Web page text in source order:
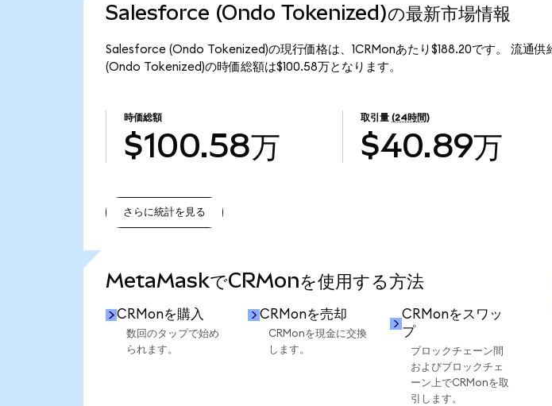
Salesforce (Ondo Tokenized)の最新市場情報
Salesforce (Ondo Tokenized)の現行価格は、1CRMonあたり$188.20です。 流通
(Ondo Tokenized)の時価総額は$100.58万となります。
時価総額
$100.58万
取引量 (24時間)
$40.89万
さらに統計を見る
MetaMaskでCRMonを使用する方法
CRMonを購入
数回のタップで始め
られます。
CRMonを売却
CRMonを現金に交換
します。
CRMonをスワッ
プ
ブロックチェーン間
およびブロックチェ
ーン上でCRMonを取
引します。